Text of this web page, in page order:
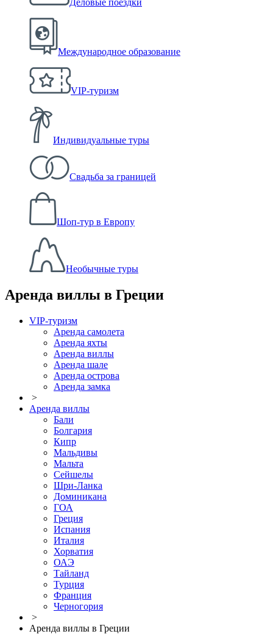
Деловые поездки
Международное образование
VIP-туризм
Индивидуальные туры
Свадьба за границей
Шоп-тур в Европу
Необычные туры
Аренда виллы в Греции
VIP-туризм
Аренда самолета
Аренда яхты
Аренда виллы
Аренда шале
Аренда острова
Аренда замка
>
Аренда виллы
Бали
Болгария
Кипр
Мальдивы
Мальта
Сейшелы
Шри-Ланка
Доминикана
ГОА
Греция
Испания
Италия
Хорватия
ОАЭ
Тайланд
Турция
Франция
Черногория
>
Аренда виллы в Греции